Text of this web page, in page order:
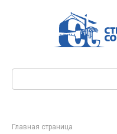
Главная страница